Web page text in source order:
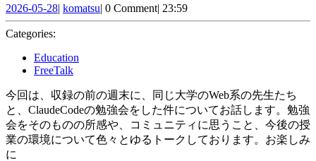
2026-05-282026-
05-
| komatsukomatsu
| 0 Comment| 23:59
Categories:
Education
FreeTalk
今回は、収録の前の週末に、同じ大学のWeb系の先生たち
と、ClaudeCodeの勉強会をした件についてお話します。勉強
会をそのものの所感や、コミュニティに思うこと、今後の授
業の環境について色々とゆるトークしております。お楽しみ
に